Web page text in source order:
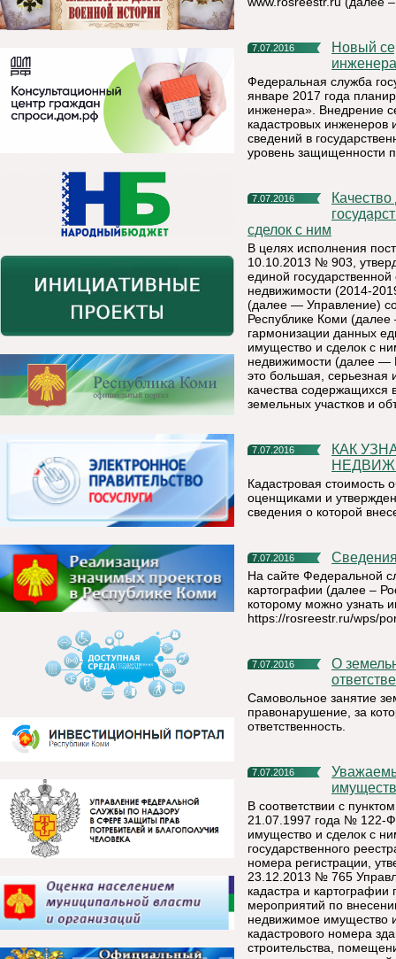
7.07.2016
Новый сервис Росреестра «Личный кабинет кадастрового
Федеральная служба
январе 2017 года
инженера». Внедрение
кадастровых инженеров
сведений в
уровень защищенности
7.07.2016
Качество данных информационного ресурса Единого
сделок с ним
В целях исполнения
10.10.2013 № 903,
единой
недвижимости (2014-
(далее — Управление)
Республике Коми
гармонизации данных
имущество и сделок с
недвижимости (далее
это большая, серьезная
качества
земельных участков и
7.07.2016
КАК УЗНАТЬ КАДАСТРОВУЮ СТОИМОСТЬ ОБЪЕКТА
Кадастровая стоимость
оценщиками и
сведения о которой
7.07.2016
На сайте Федеральной
картографии (далее –
которому можно узнать
https://rosreestr.ru/wps/
7.07.2016
О земельных правонарушениях и административной
Самовольное занятие
правонарушение, за
ответственность.
7.07.2016
Уважаемые правообладатели объектов недвижимого
В соответствии с
21.07.1997 года № 122-
имущество и сделок с
государственного
номера регистрации,
23.12.2013 № 765
кадастра и
мероприятий по
недвижимое имущество
кадастрового номера
строительства,